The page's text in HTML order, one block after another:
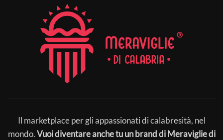
Il marketplace per gli appassionati di calabresità, nel
mondo.Vuoi diventare anche tu un brand di Meraviglie di